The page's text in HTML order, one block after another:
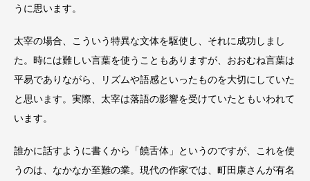
うに思います。
太宰の場合、こういう特異な文体を駆使し、それに成功しまし
た。時には難しい言葉を使うこともありますが、おおむね言葉は
平易でありながら、リズムや語感といったものを大切にしていた
と思います。実際、太宰は落語の影響を受けていたともいわれて
います。
誰かに話すように書くから「饒舌体」というのですが、これを使
うのは、なかなか至難の業。現代の作家では、町田康さんが有名